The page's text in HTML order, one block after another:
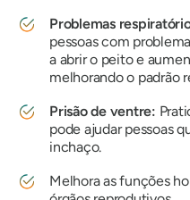
Problemas
pessoas com
a abrir o peito e
melhorando o padrão
Prisão de ventre:
pode ajudar pessoas
inchaço.
Melhora as funções